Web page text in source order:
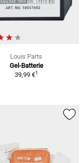
Louis Parts
Gel-Batterie
39,99 €1